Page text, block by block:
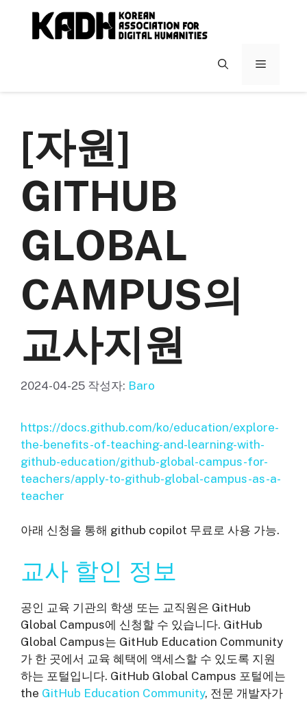
메
[자원]
GITHUB
GLOBAL
CAMPUS의
교사지원
2024-04-25 작성자: Baro
https://docs.github.com/ko/education/explore-
the-benefits-of-teaching-and-learning-with-
github-education/github-global-campus-for-
teachers/apply-to-github-global-campus-as-a-
teacher
아래 신청을 통해 github copilot 무료로 사용 가능.
교사 할인 정보
공인 교육 기관의 학생 또는 교직원은 GitHub
Global Campus에 신청할 수 있습니다. GitHub
Global Campus는 GitHub Education Community
가 한 곳에서 교육 혜택에 액세스할 수 있도록 지원
하는 포털입니다. GitHub Global Campus 포털에는
the GitHub Education Community, 전문 개발자가